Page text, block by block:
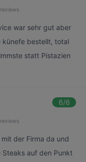
war sehr gut aber
künefe bestellt, total
statt Pistazien
6/6
der Firma da und
Steaks auf den Punkt